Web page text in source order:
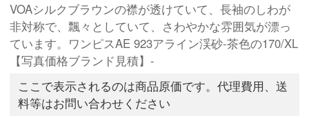
VOAシルクブラウンの襟が透けていて、長袖のしわが
非対称で、飄々としていて、さわやかな雰囲気が漂っ
ています。ワンピスAE 923アライン渓砂-茶色の170/XL
【写真価格ブランド見積】-
ここで表示されるのは商品原価です。代理費用、送
料等はお問い合わせください